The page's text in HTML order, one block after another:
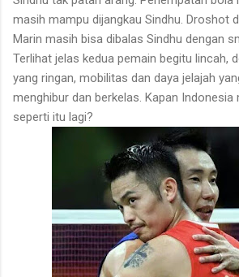
masih mampu dijangkau Sindhu. Droshot
Marin masih bisa dibalas Sindhu dengan
Terlihat jelas kedua pemain begitu lincah,
yang ringan, mobilitas dan daya jelajah
menghibur dan berkelas. Kapan Indonesia
seperti itu lagi?